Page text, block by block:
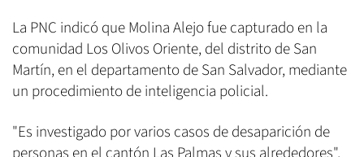
La PNC indicó que Molina Alejo fue capturado en la
comunidad Los Olivos Oriente, del distrito de San
Martín, en el departamento de San Salvador, mediante
un procedimiento de inteligencia policial.
"Es investigado por varios casos de desaparición de